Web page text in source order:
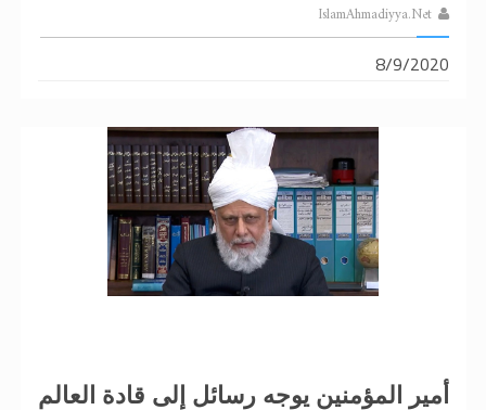
IslamAhmadiyya.Net
8/9/2020
أمير المؤمنين يوجه رسائل إلى قادة العالم